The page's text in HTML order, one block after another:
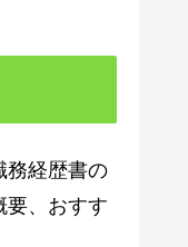
務経歴書の
要、おすす